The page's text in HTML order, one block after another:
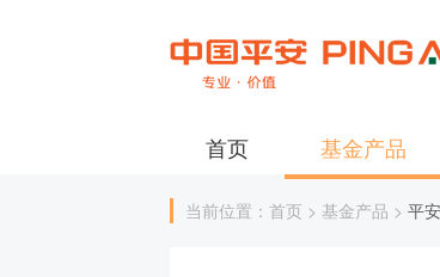
首页 基金产品
当前位置：首页 > 基金产品 > 平